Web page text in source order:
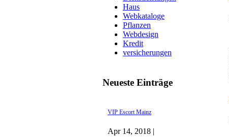
Haus
Webkataloge
Pflanzen
Webdesign
Kredit
versicherungen
Neueste Einträge
VIP Escort Mainz
Apr 14, 2018 |